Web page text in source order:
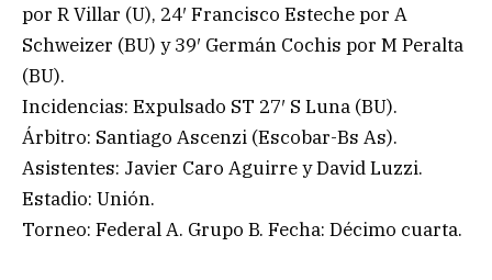
por R Villar (U), 24′ Francisco Esteche por A
Schweizer (BU) y 39′ Germán Cochis por M Peralta
(BU).
Incidencias: Expulsado ST 27′ S Luna (BU).
Árbitro: Santiago Ascenzi (Escobar-Bs As).
Asistentes: Javier Caro Aguirre y David Luzzi.
Estadio: Unión.
Torneo: Federal A. Grupo B. Fecha: Décimo cuarta.